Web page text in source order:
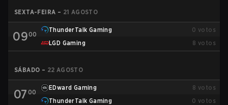
SEXTA-FEIRA – 21 AGOSTO
0900
ThunderTalk Gaming 0 votos
LGD Gaming
8 votos
SÁBADO – 22 AGOSTO
07 00
EDward Gaming 8 votos
ThunderTalk Gaming
0 votos